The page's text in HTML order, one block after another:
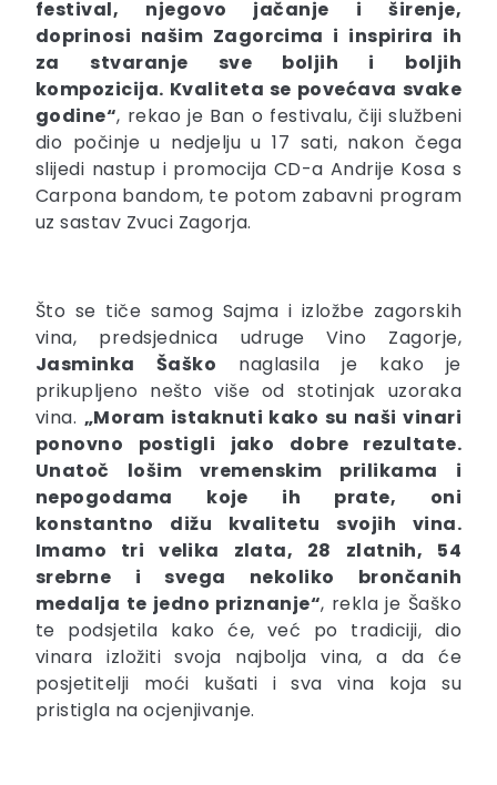
festival, njegovo jačanje i širenje,
doprinosi našim Zagorcima i inspirira ih
za stvaranje sve boljih i boljih
kompozicija. Kvaliteta se povećava svake
godine“, rekao je Ban o festivalu, čiji službeni
dio počinje u nedjelju u 17 sati, nakon čega
slijedi nastup i promocija CD-a Andrije Kosa s
Carpona bandom, te potom zabavni program
uz sastav Zvuci Zagorja.
Što se tiče samog Sajma i izložbe zagorskih
vina, predsjednica udruge Vino Zagorje,
Jasminka Šaško naglasila je kako je
prikupljeno nešto više od stotinjak uzoraka
vina. „Moram istaknuti kako su naši vinari
ponovno postigli jako dobre rezultate.
Unatoč lošim vremenskim prilikama i
nepogodama koje ih prate, oni
konstantno dižu kvalitetu svojih vina.
Imamo tri velika zlata, 28 zlatnih, 54
srebrne i svega nekoliko brončanih
medalja te jedno priznanje“, rekla je Šaško
te podsjetila kako će, već po tradiciji, dio
vinara izložiti svoja najbolja vina, a da će
posjetitelji moći kušati i sva vina koja su
pristigla na ocjenjivanje.